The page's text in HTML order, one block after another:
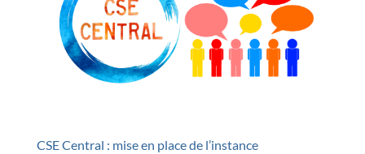
CSE Central : mise en place de l’instance